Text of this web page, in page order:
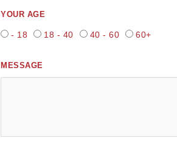
YOUR AGE
- 18 18 - 40 40 - 60 60+
MESSAGE